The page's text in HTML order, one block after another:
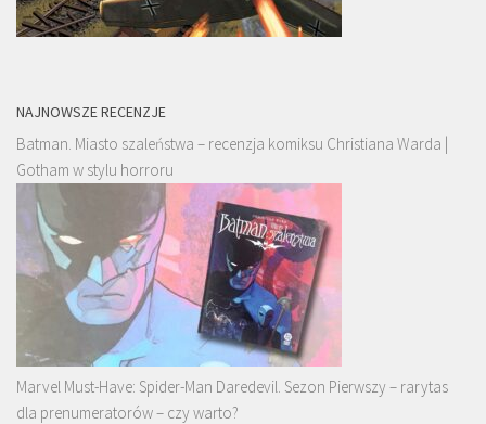
NAJNOWSZE RECENZJE
Batman. Miasto szaleństwa – recenzja komiksu Christiana Warda |
Gotham w stylu horroru
Marvel Must-Have: Spider-Man Daredevil. Sezon Pierwszy – rarytas
dla prenumeratorów – czy warto?